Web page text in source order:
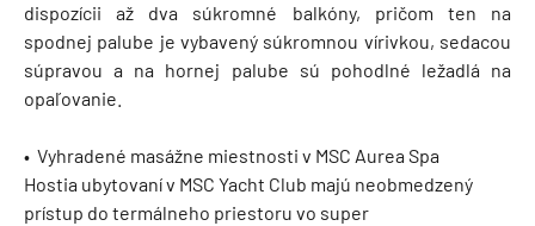
dispozícii až dva súkromné balkóny, pričom ten na
spodnej palube je vybavený súkromnou vírivkou, sedacou
súpravou a na hornej palube sú pohodlné ležadlá na
opaľovanie.
• Vyhradené masážne miestnosti v MSC Aurea Spa
Hostia ubytovaní v MSC Yacht Club majú neobmedzený
prístup do termálneho priestoru vo super